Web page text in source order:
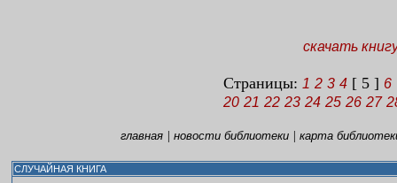
скачать
Страницы: 1 2 3 4 [ 5 ] 6
20 21 22 23 24 25 26 27
главная| новости библиотеки| карта
СЛУЧАЙНАЯ КНИГА